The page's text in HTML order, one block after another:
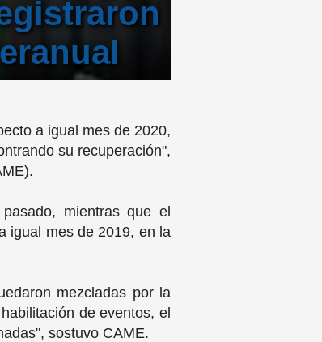
a igual mes de 2020,
su recuperación",
mientras que el
igual mes de 2019, en la
mezcladas por la
de eventos, el
sostuvo CAME.